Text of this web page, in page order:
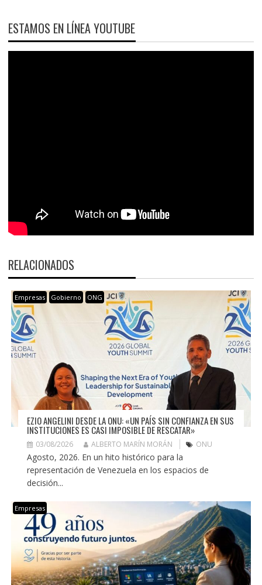
ESTAMOS EN LÍNEA YOUTUBE
RELACIONADOS
Empresas Gobierno ONG
EZIO ANGELINI DESDE LA ONU: «UN PAÍS SIN CONFIANZA EN SUS
INSTITUCIONES ES CASI IMPOSIBLE DE RESCATAR»
03/08/2026 ALBERTO MARÍN MORÁN ONU
Agosto, 2026. En un hito histórico para la
representación de Venezuela en los espacios de
decisión...
Empresas